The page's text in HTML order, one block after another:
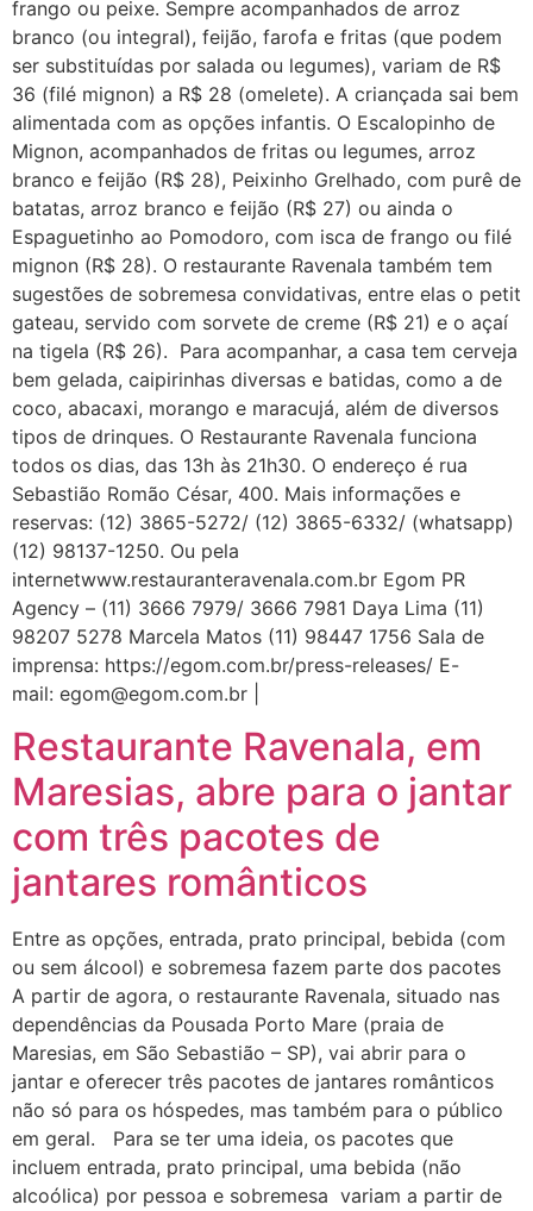
frango ou peixe. Sempre acompanhados de arroz
branco (ou integral), feijão, farofa e fritas (que podem
ser substituídas por salada ou legumes), variam de R$
36 (filé mignon) a R$ 28 (omelete). A criançada sai bem
alimentada com as opções infantis. O Escalopinho de
Mignon, acompanhados de fritas ou legumes, arroz
branco e feijão (R$ 28), Peixinho Grelhado, com purê de
batatas, arroz branco e feijão (R$ 27) ou ainda o
Espaguetinho ao Pomodoro, com isca de frango ou filé
mignon (R$ 28). O restaurante Ravenala também tem
sugestões de sobremesa convidativas, entre elas o petit
gateau, servido com sorvete de creme (R$ 21) e o açaí
na tigela (R$ 26). Para acompanhar, a casa tem cerveja
bem gelada, caipirinhas diversas e batidas, como a de
coco, abacaxi, morango e maracujá, além de diversos
tipos de drinques. O Restaurante Ravenala funciona
todos os dias, das 13h às 21h30. O endereço é rua
Sebastião Romão César, 400. Mais informações e
reservas: (12) 3865-5272/ (12) 3865-6332/ (whatsapp)
(12) 98137-1250. Ou pela
internetwww.restauranteravenala.com.br Egom PR
Agency – (11) 3666 7979/ 3666 7981 Daya Lima (11)
98207 5278 Marcela Matos (11) 98447 1756 Sala de
imprensa: https://egom.com.br/press-releases/ E-
mail: egom@egom.com.br |
Restaurante Ravenala, em
Maresias, abre para o jantar
com três pacotes de
jantares românticos
Entre as opções, entrada, prato principal, bebida (com
ou sem álcool) e sobremesa fazem parte dos pacotes
A partir de agora, o restaurante Ravenala, situado nas
dependências da Pousada Porto Mare (praia de
Maresias, em São Sebastião – SP), vai abrir para o
jantar e oferecer três pacotes de jantares românticos
não só para os hóspedes, mas também para o público
em geral. Para se ter uma ideia, os pacotes que
incluem entrada, prato principal, uma bebida (não
alcoólica) por pessoa e sobremesa variam a partir de